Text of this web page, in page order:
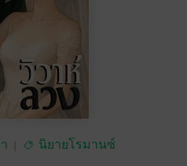
นิยายโรมานซ์